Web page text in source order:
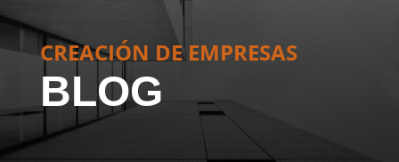
CREACIÓN DE EMPRESAS
BLOG